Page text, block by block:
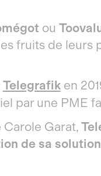
ou
fruits de leurs
Telegrafiken
par une PME
Carole Garat,
de sa